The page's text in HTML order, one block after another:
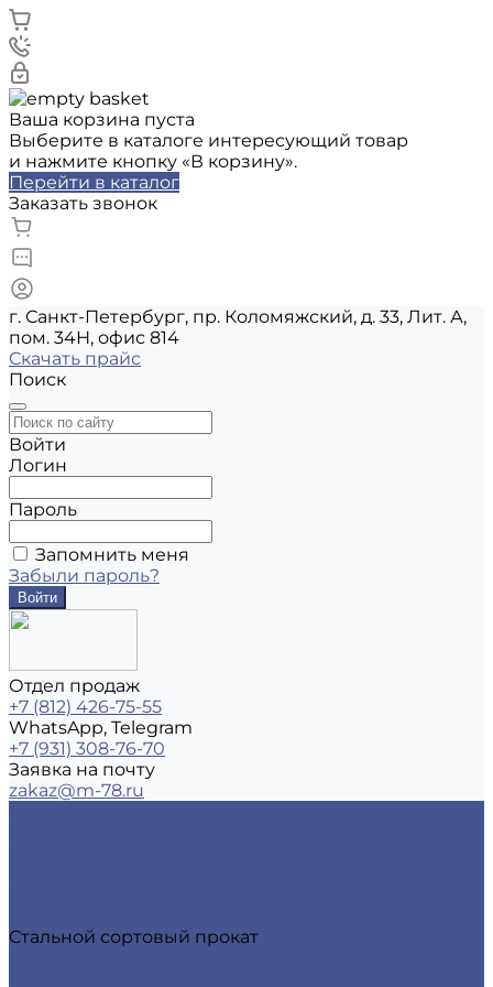
Ваша корзина пуста
Выберите в каталоге интересующий товар
и нажмите кнопку «В корзину».
Перейти в каталог
Заказать звонок
г. Санкт-Петербург, пр. Коломяжский, д. 33, Лит. А,
пом. 34Н, офис 814
Скачать прайс
Поиск
Войти
Логин
Пароль
Запомнить меня
Забыли пароль?
Отдел продаж
+7 (812) 426-75-55
WhatsApp, Telegram
+7 (931) 308-76-70
Заявка на почту
zakaz@m-78.ru
Стальной сортовый прокат